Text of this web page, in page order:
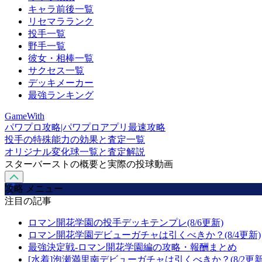
キャラ前後一覧
リセマラランク
投手一覧
野手一覧
彼女・相棒一覧
サクセス一覧
デッキメーカー
最強ランキング
GameWith
パワプロ攻略|パワプロアプリ最速攻略
投手の特殊能力の効果と査定一覧
オリジナル変化球一覧と査定解説
スターバーストの概要と実際の投球動画
攻略 メニュー
注目の記事
ロマン開花学園の投手デッキテンプレ(8/6更新)
ロマン開花学園デビューガチャは引くべきか？(8/4更新)
最強決定戦-ロマン開花学園編の攻略・報酬まとめ
[水着]泡瀬満里南デビューガチャは引くべきか？(8/2更